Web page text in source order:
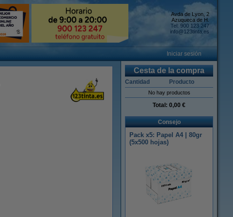
Avda de Lyon, 2
Azuqueca de H.
Tel: 900 123 247
info@123tinta.es
Iniciar sesión
Cesta de la compra
Cantidad Producto
No hay productos
Total: 0,00 €
Consejo
Pack x5: Papel A4 | 80gr
(5x500 hojas)